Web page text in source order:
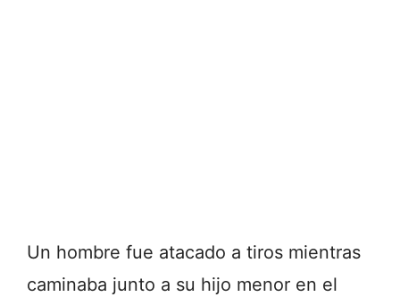
Un hombre fue atacado a tiros mientras
caminaba junto a su hijo menor en el